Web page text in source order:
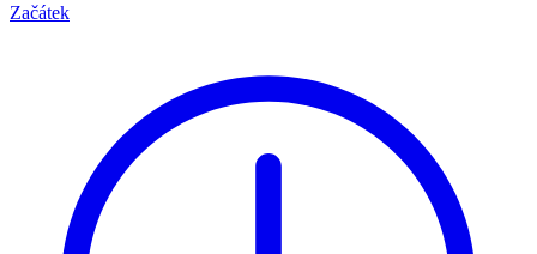
Začátek